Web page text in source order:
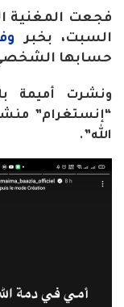
فجعت المغنية
السبت، بخبر
حسابها
ونشرت أميمة
“إنستغرام”
الله”.